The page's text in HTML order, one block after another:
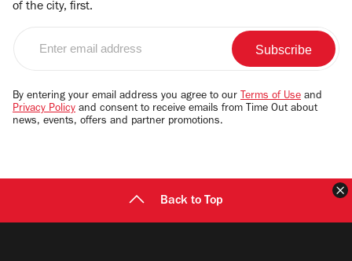
of the city, first.
email
By entering your email address you agree to our Terms of Use and
Privacy Policy and consent to receive emails from Time Out about
news, events, offers and partner promotions.
Back to Top